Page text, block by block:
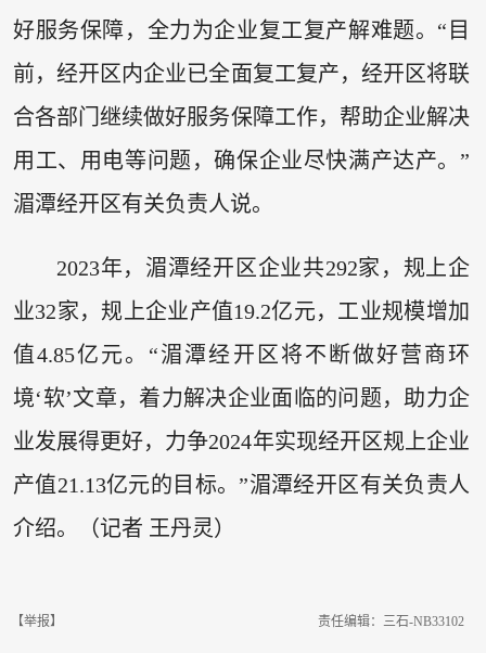
好服务保障，全力为企业复工复产解难题。“目
前，经开区内企业已全面复工复产，经开区将联
合各部门继续做好服务保障工作，帮助企业解决
用工、用电等问题，确保企业尽快满产达产。”
湄潭经开区有关负责人说。
2023年，湄潭经开区企业共292家，规上企
业32家，规上企业产值19.2亿元，工业规模增加
值4.85亿元。“湄潭经开区将不断做好营商环
境‘软’文章，着力解决企业面临的问题，助力企
业发展得更好，力争2024年实现经开区规上企业
产值21.13亿元的目标。”湄潭经开区有关负责人
介绍。（记者 王丹灵）
【举报】 责任编辑：三石-NB33102